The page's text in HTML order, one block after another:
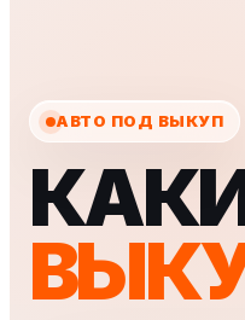
АВТО ПОД ВЫКУП